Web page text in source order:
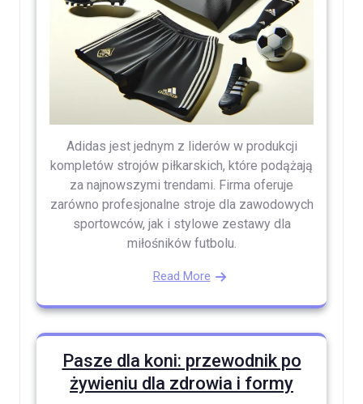
Adidas jest jednym z liderów w produkcji
kompletów strojów piłkarskich, które podążają
za najnowszymi trendami. Firma oferuje
zarówno profesjonalne stroje dla zawodowych
sportowców, jak i stylowe zestawy dla
miłośników futbolu.
Read More
Pasze dla koni: przewodnik po
żywieniu dla zdrowia i formy